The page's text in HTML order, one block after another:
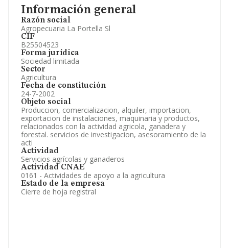
Información general
Razón social
Agropecuaria La Portella Sl
CIF
B25504523
Forma jurídica
Sociedad limitada
Sector
Agricultura
Fecha de constitución
24-7-2002
Objeto social
Produccion, comercializacion, alquiler, importacion,
exportacion de instalaciones, maquinaria y productos,
relacionados con la actividad agricola, ganadera y
forestal. servicios de investigacion, asesoramiento de la
acti
Actividad
Servicios agrícolas y ganaderos
Actividad CNAE
0161 - Actividades de apoyo a la agricultura
Estado de la empresa
Cierre de hoja registral
Información oficial y registral complementaria.